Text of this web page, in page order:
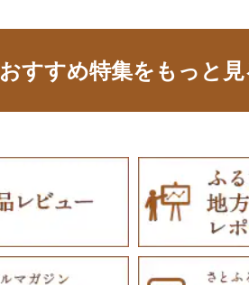
おすすめ特集をもっと